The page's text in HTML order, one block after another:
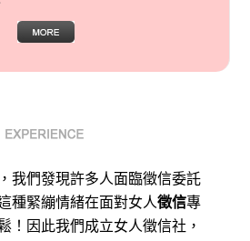
我們發現許多人面臨徵信委託
種緊繃情緒在面對女人徵信專
！因此我們成立女人徵信社，